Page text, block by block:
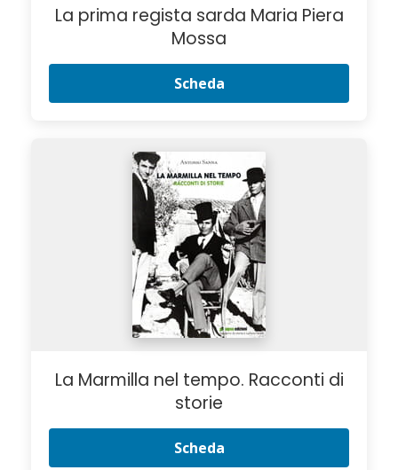
La prima regista sarda Maria Piera
Mossa
Scheda
La Marmilla nel tempo. Racconti di
storie
Scheda